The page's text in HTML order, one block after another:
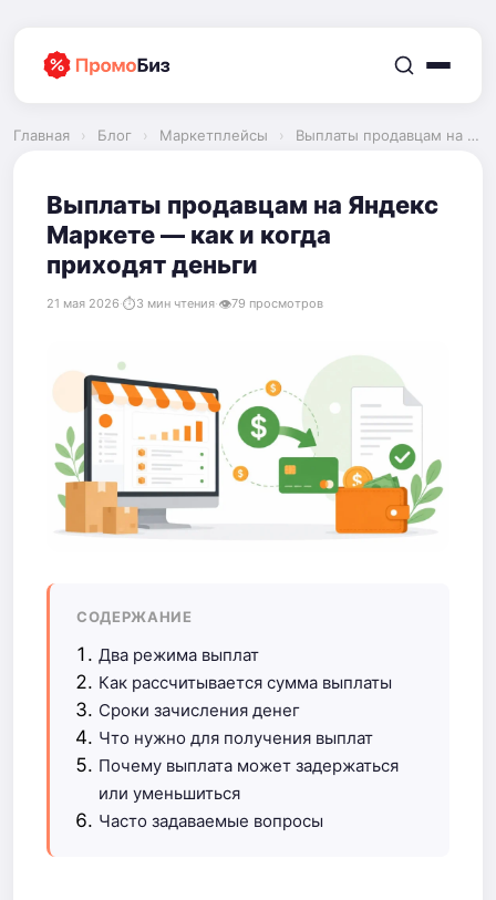
содержимому
Главная › Блог › Маркетплейсы › Выплаты продавцам на Яндекс Маркете — как и когда приходят деньги
Выплаты продавцам на Яндекс
Маркете — как и когда
приходят деньги
21 мая 2026· 3 мин чтения· 79 просмотров
СОДЕРЖАНИЕ
Два режима выплат
Как рассчитывается сумма выплаты
Сроки зачисления денег
Что нужно для получения выплат
Почему выплата может задержаться
или уменьшиться
Часто задаваемые вопросы